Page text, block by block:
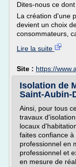
Dites-nous ce
La création d'une
devient un choix
consommateurs,
Lire la suite
Site : https://
Isolation de
Saint-Aubin-
Ainsi, pour tous
travaux
locaux
faites confiance
professionnel en
professionnel et
en mesure de